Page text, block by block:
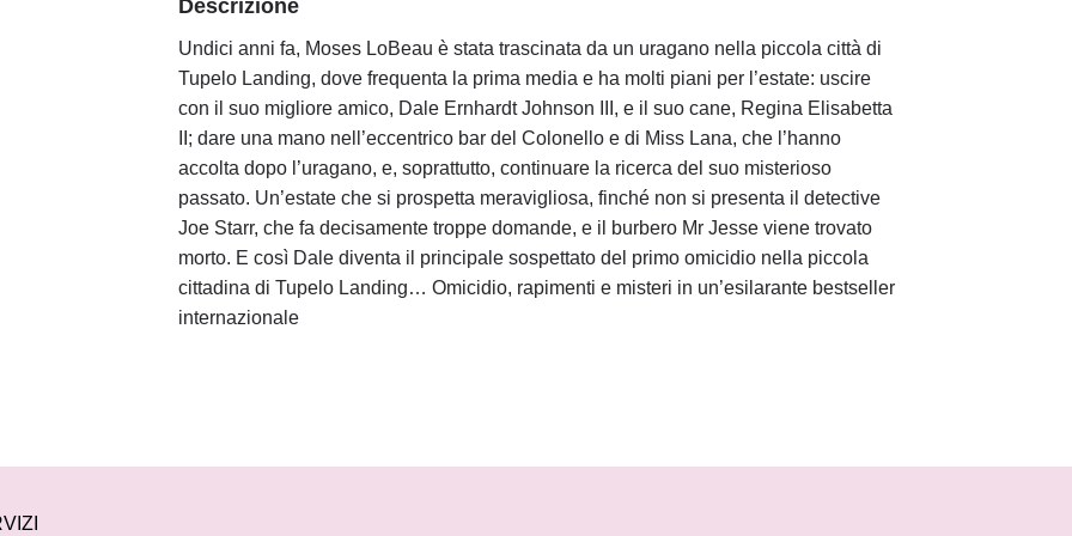
Descrizione
Undici anni fa, Moses LoBeau è stata trascinata da un uragano nella piccola città di
Tupelo Landing, dove frequenta la prima media e ha molti piani per l’estate: uscire
con il suo migliore amico, Dale Ernhardt Johnson III, e il suo cane, Regina Elisabetta
II; dare una mano nell’eccentrico bar del Colonello e di Miss Lana, che l’hanno
accolta dopo l’uragano, e, soprattutto, continuare la ricerca del suo misterioso
passato. Un’estate che si prospetta meravigliosa, finché non si presenta il detective
Joe Starr, che fa decisamente troppe domande, e il burbero Mr Jesse viene trovato
morto. E così Dale diventa il principale sospettato del primo omicidio nella piccola
cittadina di Tupelo Landing… Omicidio, rapimenti e misteri in un’esilarante bestseller
internazionale